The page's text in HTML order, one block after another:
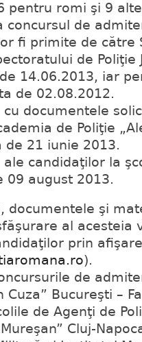
pentru romi şi 9
concursul de
fi primite de către
de Poliţie
14.06.2013, iar
de 02.08.2012.
documentele
de Poliţie
de 21 iunie 2013.
candidaţilor la
09 august 2013.
documentele şi
al acesteia
prin
).
de
Cuza” Bucureşti –
de Agenţi de
Cluj-